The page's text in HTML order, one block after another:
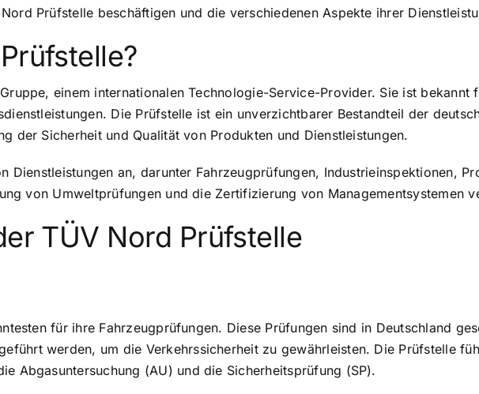
Prüfstelle beschäftigen und die verschiedenen Aspekte ihrer
einem internationalen Technologie-Service-Provider. Sie ist bekannt
Die Prüfstelle ist ein unverzichtbarer Bestandteil der
der Sicherheit und Qualität von Produkten und Dienstleistungen.
Dienstleistungen an, darunter Fahrzeugprüfungen, Industrieinspektionen,
von Umweltprüfungen und die Zertifizierung von Managementsystemen
TÜV Nord Prüfstelle
für ihre Fahrzeugprüfungen. Diese Prüfungen sind in Deutschland
werden, um die Verkehrssicherheit zu gewährleisten. Die Prüfstelle
Abgasuntersuchung (AU) und die Sicherheitsprüfung (SP).